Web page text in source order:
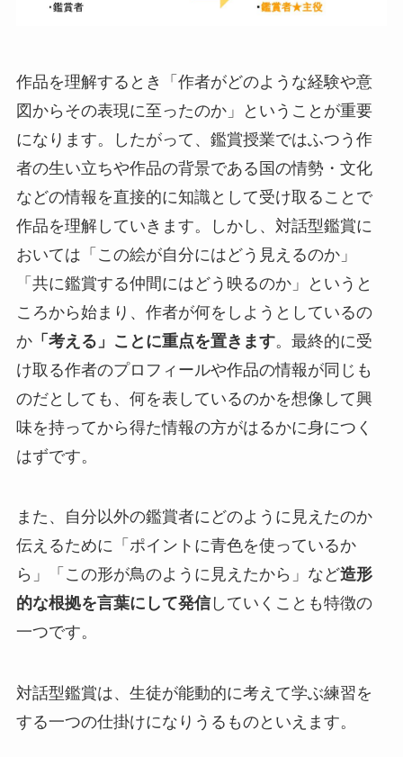
作品を理解するとき「作者がどのような経験や意
図からその表現に至ったのか」ということが重要
になります。したがって、鑑賞授業ではふつう作
者の生い立ちや作品の背景である国の情勢・文化
などの情報を直接的に知識として受け取ることで
作品を理解していきます。しかし、対話型鑑賞に
おいては「この絵が自分にはどう見えるのか」
「共に鑑賞する仲間にはどう映るのか」というと
ころから始まり、作者が何をしようとしているの
か「考える」ことに重点を置きます。最終的に受
け取る作者のプロフィールや作品の情報が同じも
のだとしても、何を表しているのかを想像して興
味を持ってから得た情報の方がはるかに身につく
はずです。
また、自分以外の鑑賞者にどのように見えたのか
伝えるために「ポイントに青色を使っているか
ら」「この形が鳥のように見えたから」など造形
的な根拠を言葉にして発信していくことも特徴の
一つです。
対話型鑑賞は、生徒が能動的に考えて学ぶ練習を
する一つの仕掛けになりうるものといえます。